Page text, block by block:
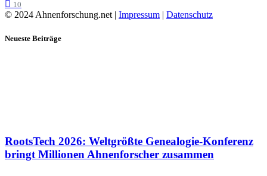
10
© 2024 Ahnenforschung.net | Impressum | Datenschutz
Neueste Beiträge
RootsTech 2026: Weltgrößte Genealogie-Konferenz
bringt Millionen Ahnenforscher zusammen